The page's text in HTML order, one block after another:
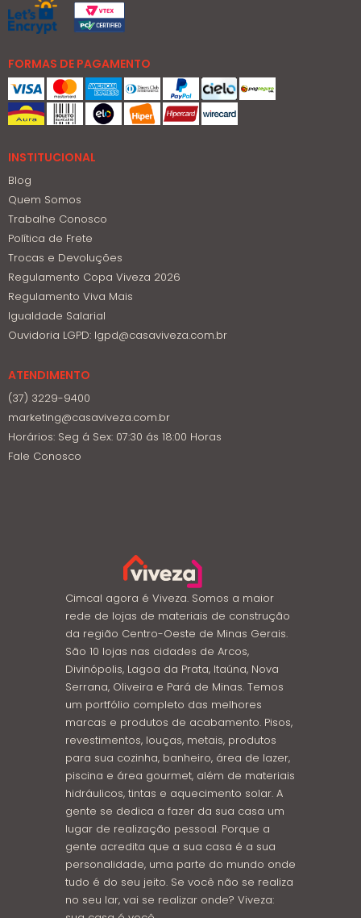
FORMAS DE PAGAMENTO
INSTITUCIONAL
Blog
Quem Somos
Trabalhe Conosco
Política de Frete
Trocas e Devoluções
Regulamento Copa Viveza 2026
Regulamento Viva Mais
Igualdade Salarial
Ouvidoria LGPD: lgpd@casaviveza.com.br
ATENDIMENTO
(37) 3229-9400
marketing@casaviveza.com.br
Horários: Seg á Sex: 07:30 ás 18:00 Horas
Fale Conosco
Cimcal agora é Viveza. Somos a maior
rede de lojas de materiais de construção
da região Centro-Oeste de Minas Gerais.
São 10 lojas nas cidades de Arcos,
Divinópolis, Lagoa da Prata, Itaúna, Nova
Serrana, Oliveira e Pará de Minas. Temos
um portfólio completo das melhores
marcas e produtos de acabamento. Pisos,
revestimentos, louças, metais, produtos
para sua cozinha, banheiro, área de lazer,
piscina e área gourmet, além de materiais
hidráulicos, tintas e aquecimento solar. A
gente se dedica a fazer da sua casa um
lugar de realização pessoal. Porque a
gente acredita que a sua casa é a sua
personalidade, uma parte do mundo onde
tudo é do seu jeito. Se você não se realiza
no seu lar, vai se realizar onde? Viveza: